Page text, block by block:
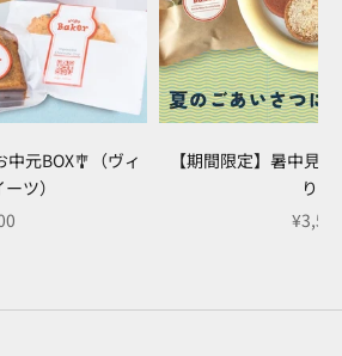
中元BOX🎐（ヴィ
ツ）
価格
【期間限定】暑中見
り）
セー